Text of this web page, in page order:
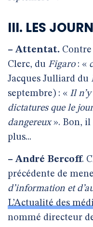
III. LES
– Attentat.
Clerc, du Figaro: «
Jacques Julliard du
septembre) : « Il n’y
dictatures que le
dangereux». Bon, il
plus...
– André Bercoff.
précédente de
d’information et
L’Actualité des
nommé directeur